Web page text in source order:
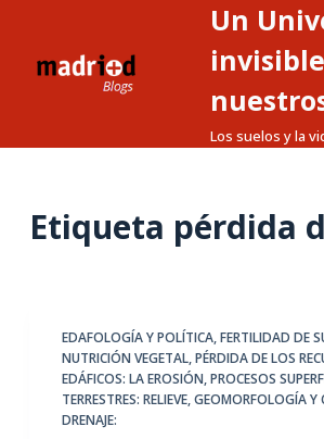
Un
Los suelos y la
Etiqueta pérdida
EDAFOLOGÍA Y POLÍTICA,FERTILIDAD DE
NUTRICIÓN VEGETAL,PÉRDIDA DE LOS
EDÁFICOS: LA EROSIÓN,PROCESOS
TERRESTRES: RELIEVE, GEOMORFOLOGÍA Y
DRENAJE: